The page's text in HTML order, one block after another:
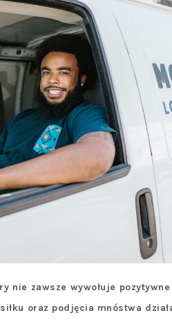
nie zawsze wywołuje
oraz podjęcia mnóstwa